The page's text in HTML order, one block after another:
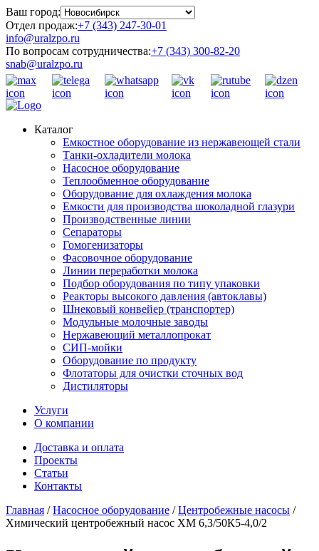
Ваш город:
Отдел продаж:+7 (343) 247-30-01
info@uralzpo.ru
По вопросам сотрудничества:+7 (343) 300-82-20
snab@uralzpo.ru
Каталог
Емкостное оборудование из нержавеющей стали
Танки-охладители молока
Насосное оборудование
Теплообменное оборудование
Оборудование для охлаждения молока
Емкости для производства шоколадной глазури
Производственные линии
Сепараторы
Гомогенизаторы
Фасовочное оборудование
Линии переработки молока
Подбор оборудования по типу упаковки
Реакторы высокого давления (автоклавы)
Шнековый конвейер (транспортер)
Модульные молочные заводы
Нержавеющий металлопрокат
СИП-мойки
Оборудование по продукту
Флотаторы для очистки сточных вод
Дистиляторы
Услуги
О компании
Доставка и оплата
Проекты
Статьи
Контакты
Главная /Насосное оборудование /Центробежные насосы /
Химический центробежный насос ХМ 6,3/50К5-4,0/2